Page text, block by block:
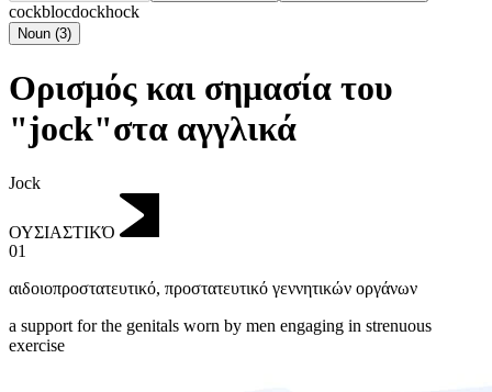
cockblocdockhock
Noun (3)
Ορισμός και σημασία του
"jock"στα αγγλικά
Jock
ΟΥΣΙΑΣΤΙΚΌ
01
αιδοιοπροστατευτικό, προστατευτικό γεννητικών οργάνων
a support for the genitals worn by men engaging in strenuous
exercise